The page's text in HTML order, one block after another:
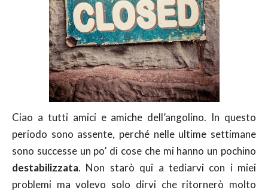
Ciao a tutti amici e amiche dell’angolino. In questo
periodo sono assente, perché nelle ultime settimane
sono successe un po’ di cose che mi hanno un pochino
destabilizzata. Non starò qui a tediarvi con i miei
problemi ma volevo solo dirvi che ritornerò molto